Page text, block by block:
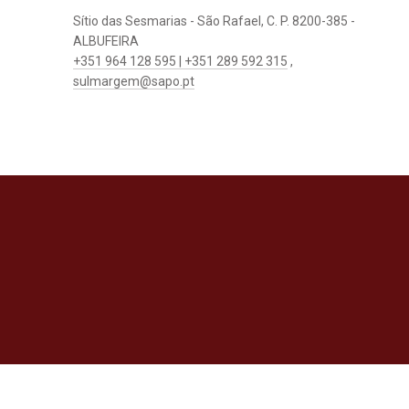
Sítio das Sesmarias - São Rafael, C. P. 8200-385 -
ALBUFEIRA
+351 964 128 595 | +351 289 592 315 ,
sulmargem@sapo.pt